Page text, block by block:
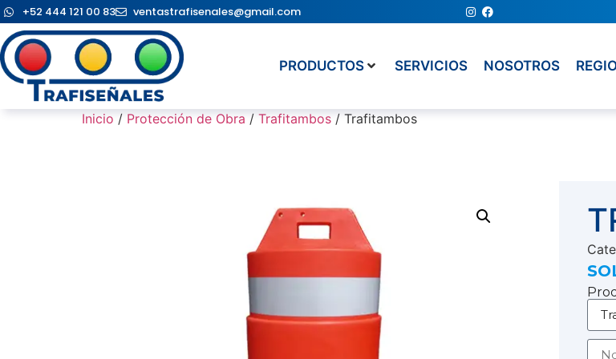
+52 444 121 00 83 ventastrafisenales@gmail.com
PRODUCTOS SERVICIOS NOSOTROS
Inicio / Protección de Obra / Trafitambos / Trafitambos